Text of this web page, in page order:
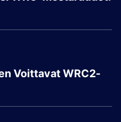
Voittavat WRC2-